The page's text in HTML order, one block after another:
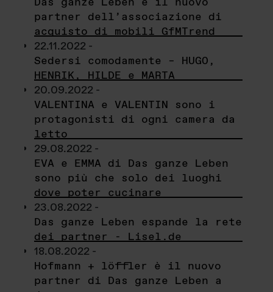
partner dell’associazione di
acquisto di mobili GfMTrend
22.11.2022 -
Sedersi comodamente – HUGO,
HENRIK, HILDE e MARTA
20.09.2022 -
VALENTINA e VALENTIN sono i
protagonisti di ogni camera da
letto
29.08.2022 -
EVA e EMMA di Das ganze Leben
sono più che solo dei luoghi
dove poter cucinare
23.08.2022 -
Das ganze Leben espande la rete
dei partner - Lisel.de
18.08.2022 -
Hofmann + löffler è il nuovo
partner di Das ganze Leben a